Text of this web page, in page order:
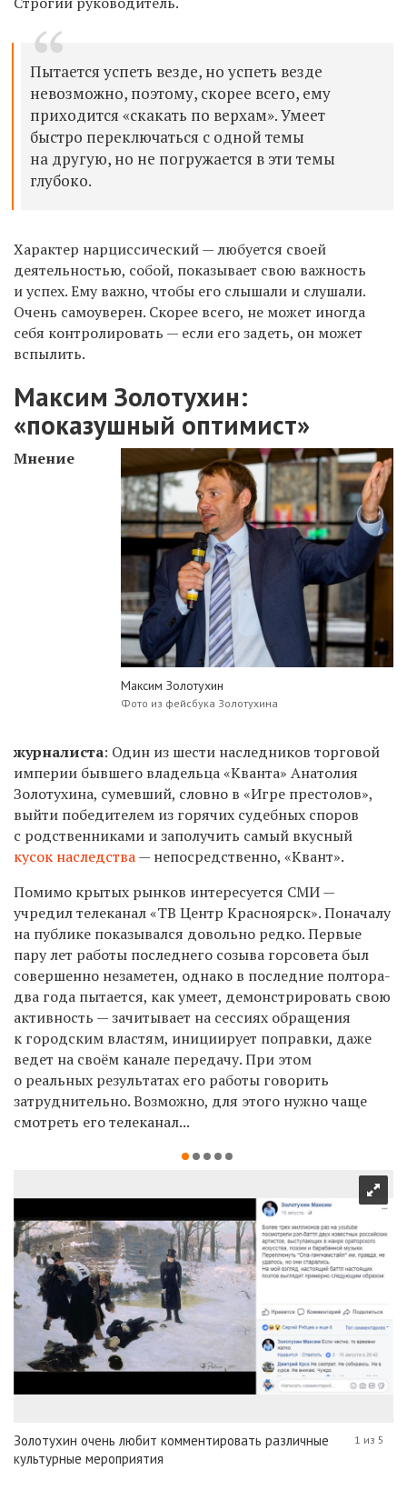
Пытается успеть везде, но успеть везде
невозможно, поэтому, скорее всего, ему
приходится «скакать по верхам». Умеет
быстро переключаться с одной темы
на другую, но не погружается в эти темы
глубоко.
Характер нарциссический — любуется своей
деятельностью, собой, показывает свою важность
и успех. Ему важно, чтобы его слышали и слушали.
Очень самоуверен. Скорее всего, не может иногда
себя контролировать — если его задеть, он может
вспылить.
Максим Золотухин:
«показушный оптимист»
Максим Золотухин
Фото из фейсбука Золотухина
Мнение
журналиста: Один из шести наследников торговой
империи бывшего владельца «Кванта» Анатолия
Золотухина, сумевший, словно в «Игре престолов»,
выйти победителем из горячих судебных споров
с родственниками и заполучить самый вкусный
кусок наследства— непосредственно, «Квант».
Помимо крытых рынков интересуется СМИ —
учредил телеканал «ТВ Центр Красноярск». Поначалу
на публике показывался довольно редко. Первые
пару лет работы последнего созыва горсовета был
совершенно незаметен, однако в последние полтора-
два года пытается, как умеет, демонстрировать свою
активность — зачитывает на сессиях обращения
к городским властям, инициирует поправки, даже
ведет на своём канале передачу. При этом
о реальных результатах его работы говорить
затруднительно. Возможно, для этого нужно чаще
смотреть его телеканал...
Золотухин очень любит комментировать различные
культурные мероприятия
1 из 5